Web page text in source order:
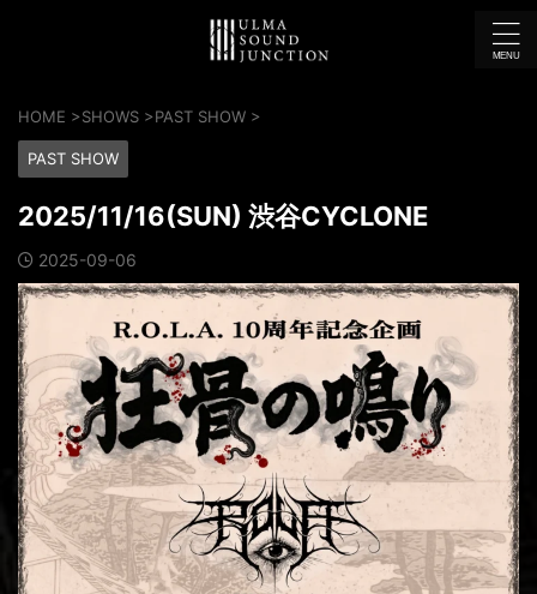
HOME >SHOWS >PAST SHOW >
PAST SHOW
2025/11/16(SUN) 渋谷CYCLONE
2025-09-06